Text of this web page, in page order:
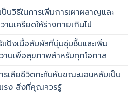
นวิธีในการเพิ่มการเผาผลาญและ
มเครียดให้ร่างกายเกินไป
ป้งเนื้อสัมผัสที่นุ่มชุ่มชื้นและเพิ่ม
นเพื่อสุขภาพสำหรับทุกโอกาส
รเสียชีวิตกะทันหันขณะนอนหลับเป็น
รง สิ่งที่คุณควรรู้